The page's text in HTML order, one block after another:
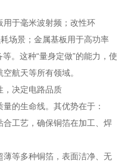
于毫米波射频；改性环
场景；金属基板用于高功率
。这种“量身定做”的能力，使
航天等所有领域。
决定电路品质
的生命线。其优势在于：
工艺，确保铜箔在加工、焊
等多种铜箔，表面洁净、无